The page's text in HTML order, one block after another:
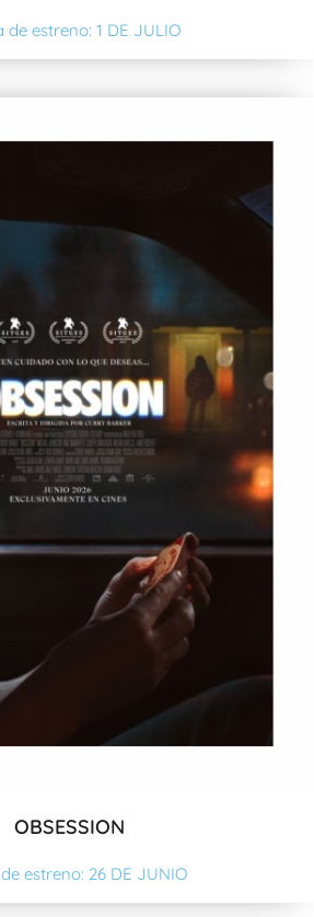
de estreno: 1 DE JULIO
OBSESSION
estreno: 26 DE JUNIO